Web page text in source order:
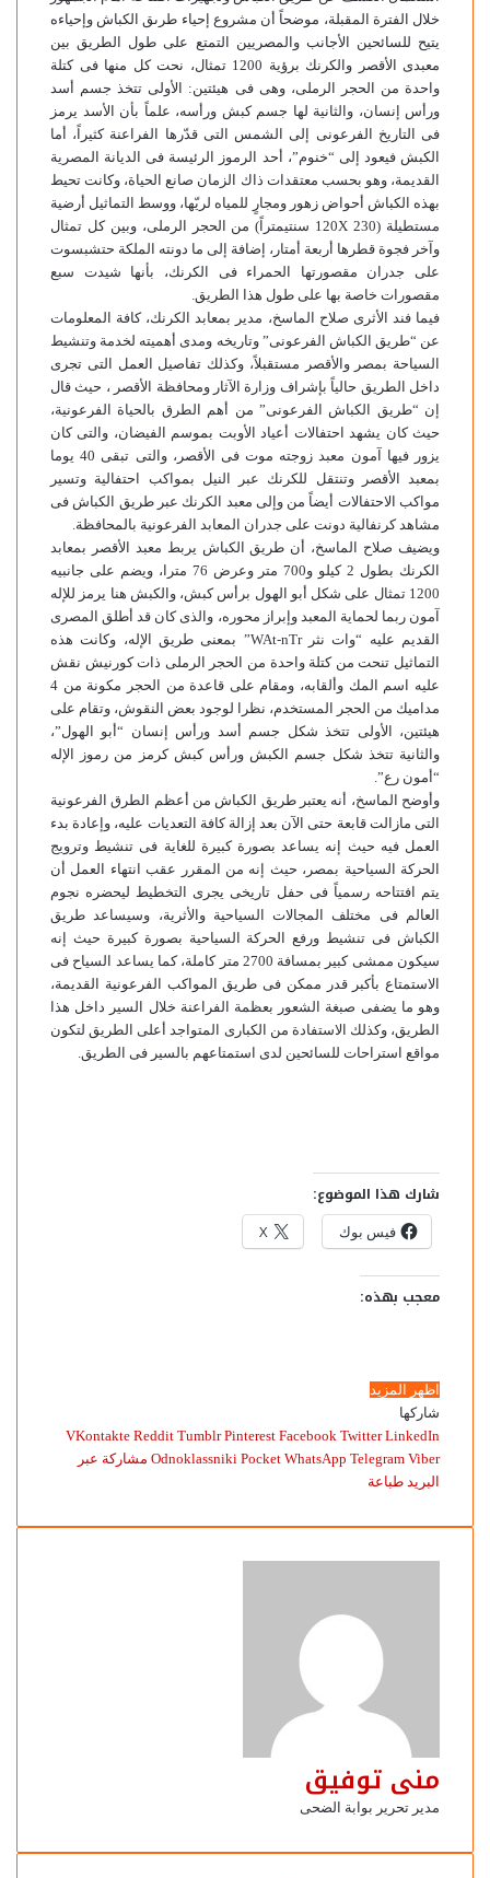
خلال الفترة المقبلة، موضحاً أن مشروع إحياء طرىق الكباش وإحياءه
يتيح للسائحين الأجانب والمصريين التمتع على طول الطريق بين
معبدى الأقصر والكرنك برؤية 1200 تمثال، نحت كل منها فى كتلة
واحدة من الحجر الرملى، وهى فى هيئتين: الأولى تتخذ جسم أسد
ورأس إنسان، والثانية لها جسم كبش ورأسه، علماً بأن الأسد يرمز
فى التاريخ الفرعونى إلى الشمس التى قدّرها الفراعنة كثيراً، أما
الكبش فيعود إلى “خنوم”، أحد الرموز الرئيسة فى الديانة المصرية
القديمة، وهو بحسب معتقدات ذاك الزمان صانع الحياة، وكانت تحيط
بهذه الكباش أحواض زهور ومجارٍ للمياه لريّها، ووسط التماثيل أرضية
مستطيلة (120X 230 سنتيمتراً) من الحجر الرملى، وبين كل تمثال
وآخر فجوة قطرها أربعة أمتار، إضافة إلى ما دونته الملكة حتشبسوت
على جدران مقصورتها الحمراء فى الكرنك، بأنها شيدت سبع
مقصورات خاصة بها على طول هذا الطريق.
فيما فند الأثرى صلاح الماسخ، مدير بمعابد الكرنك، كافة المعلومات
عن “طريق الكباش الفرعونى” وتاريخه ومدى أهميته لخدمة وتنشيط
السياحة بمصر والأقصر مستقبلاً، وكذلك تفاصيل العمل التى تجرى
داخل الطريق حالياً بإشراف وزارة الآثار ومحافظة الأقصر ، حيث قال
إن “طريق الكباش الفرعونى” من أهم الطرق بالحياة الفرعونية،
حيث كان يشهد احتفالات أعياد الأوبت بموسم الفيضان، والتى كان
يزور فيها آمون معبد زوجته موت فى الأقصر، والتى تبقى 40 يوما
بمعبد الأقصر وتنتقل للكرنك عبر النيل بمواكب احتفالية وتسير
مواكب الاحتفالات أيضاً من وإلى معبد الكرنك عبر طريق الكباش فى
مشاهد كرنفالية دونت على جدران المعابد الفرعونية بالمحافظة.
ويضيف صلاح الماسخ، أن طريق الكباش يربط معبد الأقصر بمعابد
الكرنك بطول 2 كيلو و700 متر وعرض 76 مترا، ويضم على جانبيه
1200 تمثال على شكل أبو الهول برأس كبش، والكبش هنا يرمز للإله
آمون ربما لحماية المعبد وإبراز محوره، والذى كان قد أطلق المصرى
القديم عليه “وات نثر WAt-nTr” بمعنى طريق الإله، وكانت هذه
التماثيل تنحت من كتلة واحدة من الحجر الرملى ذات كورنيش نقش
عليه اسم المك وألقابه، ومقام على قاعدة من الحجر مكونة من 4
مداميك من الحجر المستخدم، نظرا لوجود بعض النقوش، وتقام على
هيئتين، الأولى تتخذ شكل جسم أسد ورأس إنسان “أبو الهول”،
والثانية تتخذ شكل جسم الكبش ورأس كبش كرمز من رموز الإله
“أمون رع”.
وأوضح الماسخ، أنه يعتبر طريق الكباش من أعظم الطرق الفرعونية
التى مازالت قابعة حتى الآن بعد إزالة كافة التعديات عليه، وإعادة بدء
العمل فيه حيث إنه يساعد بصورة كبيرة للغاية فى تنشيط وترويج
الحركة السياحية بمصر، حيث إنه من المقرر عقب انتهاء العمل أن
يتم افتتاحه رسمياً فى حفل تاريخى يجرى التخطيط ليحضره نجوم
العالم فى مختلف المجالات السياحية والأثرية، وسيساعد طريق
الكباش فى تنشيط ورفع الحركة السياحية بصورة كبيرة حيث إنه
سيكون ممشى كبير بمسافة 2700 متر كاملة، كما يساعد السياح فى
الاستمتاع بأكبر قدر ممكن فى طريق المواكب الفرعونية القديمة،
وهو ما يضفى صبغة الشعور بعظمة الفراعنة خلال السير داخل هذا
الطريق، وكذلك الاستفادة من الكبارى المتواجد أعلى الطريق لتكون
مواقع استراحات للسائحين لدى استمتاعهم بالسير فى الطريق.
شارك هذا الموضوع:
فيس بوك X
معجب بهذه:
اظهر المزيد
شاركها
Facebook Twitter LinkedIn
Pinterest
Odnoklassniki Pocket WhatsApp Telegram Viber
مشاركة عبر
البريد طباعة
منى توفيق
مدير تحرير بوابة الضحى